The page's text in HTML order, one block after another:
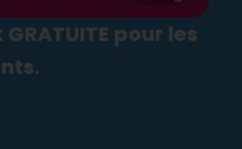
pour les